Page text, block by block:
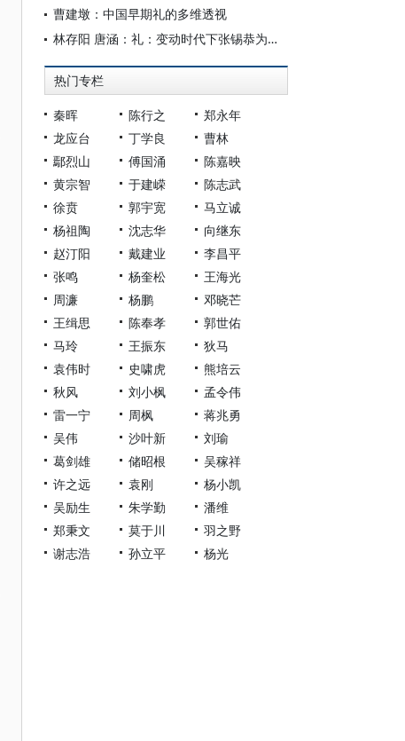
曹建墩：中国早期礼的多维透视
林存阳 唐涵：礼：变动时代下张锡恭为学求志的思想取向
热门专栏
秦晖 陈行之
郑永年
龙应台
丁学良
曹林
鄢烈山
傅国涌
陈嘉映
黄宗智
于建嵘
陈志武
徐贲
郭宇宽
马立诚
杨祖陶
沈志华
向继东
赵汀阳
戴建业
李昌平
张鸣
杨奎松
王海光
周濂
杨鹏
邓晓芒
王缉思
陈奉孝
郭世佑
马玲
王振东
狄马
袁伟时
史啸虎
熊培云
秋风
刘小枫
孟令伟
雷一宁
周枫
蒋兆勇
吴伟
沙叶新
刘瑜
葛剑雄
储昭根
吴稼祥
许之远
袁刚
杨小凯
吴励生
朱学勤
潘维
郑秉文
莫于川
羽之野
谢志浩
孙立平 杨光